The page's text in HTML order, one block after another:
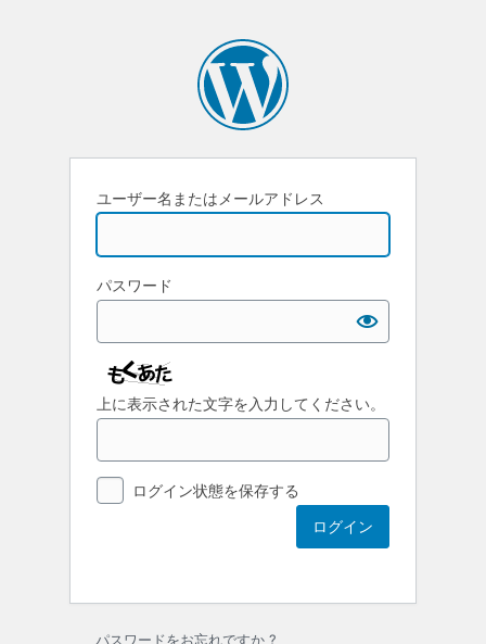
ユーザー名またはメールアドレス
パスワード
上に表示された文字を入力してください。
ログイン状態を保存する
パスワードをお忘れですか ?